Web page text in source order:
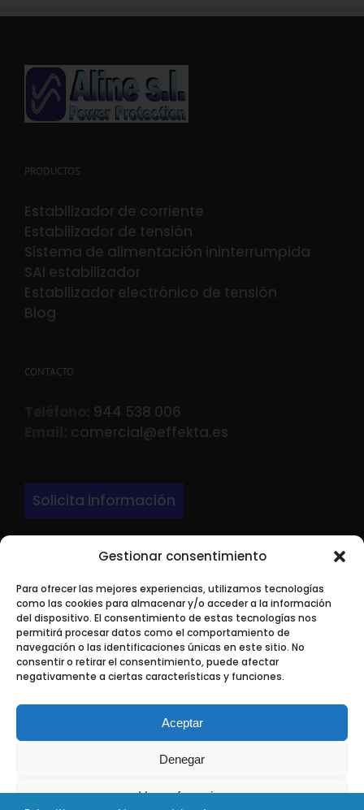
Gestionar consentimiento
Para ofrecer las mejores experiencias, utilizamos tecnologías
como las cookies para almacenar y/o acceder a la información
del dispositivo. El consentimiento de estas tecnologías nos
permitirá procesar datos como el comportamiento de
navegación o las identificaciones únicas en este sitio. No
consentir o retirar el consentimiento, puede afectar
negativamente a ciertas características y funciones.
Aceptar
Denegar
Ver preferencias
PRODUCTOS
Estabilizador de corriente
Estabilizador de tensión
Sistema de alimentación ininterrumpida
SAI estabilizador
Estabilizador electrónico de tensión
Blog
CONTACTO
944 538 006
comercial@effekta.es
Solicita información
LARRONDO BEHEKO ETORBIDEA Edif 3 Nave P-
9.
48180 Loiu ( Bizkaia)
Política de Privacidad